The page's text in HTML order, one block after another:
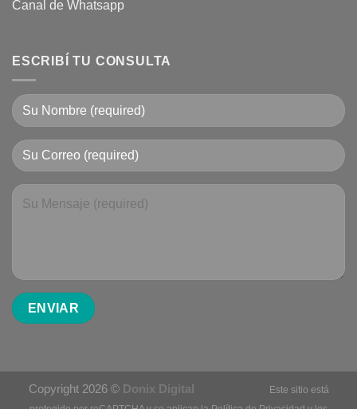
Canal de Whatsapp
ESCRIBÍ TU CONSULTA
Copyright 2026 © Donix Digital
Este sitio está